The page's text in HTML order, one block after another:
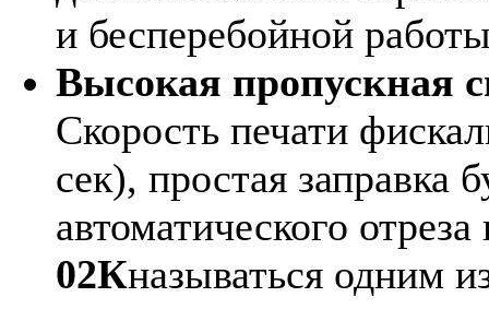
и бесперебойной
Высокая пропускная
Скорость печати
сек), простая заправка
автоматического
02Кназываться одним